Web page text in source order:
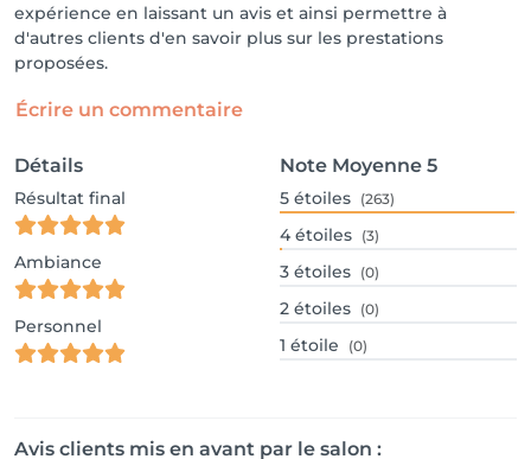
expérience en laissant un avis et ainsi permettre à
d'autres clients d'en savoir plus sur les prestations
proposées.
Écrire un commentaire
Détails
Résultat final
Ambiance
Personnel
Note Moyenne 5
5 étoiles (263)
4 étoiles (3)
3 étoiles (0)
2 étoiles (0)
1 étoile (0)
Avis clients mis en avant par le salon :